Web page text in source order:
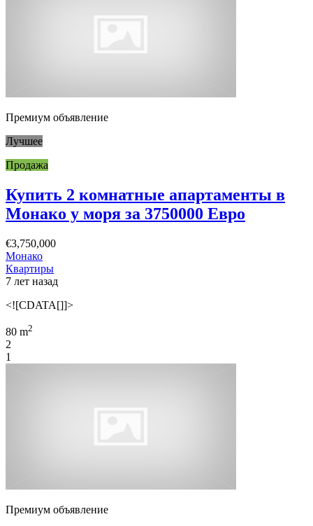
Премиум объявление
Лучшее
Продажа
Купить 2 комнатные апартаменты в
Монако у моря за 3750000 Евро
€3,750,000
Монако
Квартиры
7 лет назад
<![CDATA[]]>
80 m2
2
1
Премиум объявление